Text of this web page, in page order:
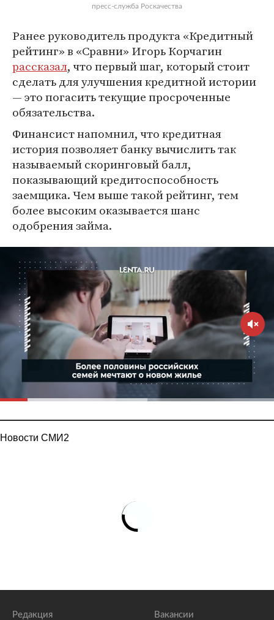
пресс-служба Роскачества
Ранее руководитель продукта «Кредитный
рейтинг» в «Сравни» Игорь Корчагин
рассказал, что первый шаг, который стоит
сделать для улучшения кредитной истории
— это погасить текущие просроченные
обязательства.
Финансист напомнил, что кредитная
история позволяет банку вычислить так
называемый скоринговый балл,
показывающий кредитоспособность
заемщика. Чем выше такой рейтинг, тем
более высоким оказывается шанс
одобрения займа.
Новости СМИ2
Редакция Вакансии